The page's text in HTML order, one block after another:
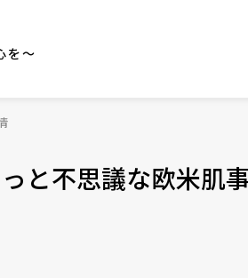
を～
と不思議な欧米肌